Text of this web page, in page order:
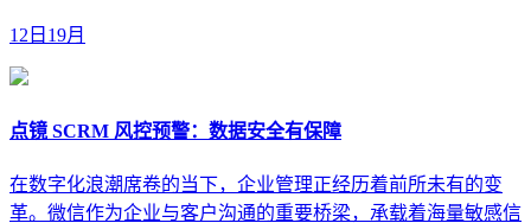
12日19月
点镜 SCRM 风控预警：数据安全有保障
在数字化浪潮席卷的当下，企业管理正经历着前所未有的变
革。微信作为企业与客户沟通的重要桥梁，承载着海量敏感信